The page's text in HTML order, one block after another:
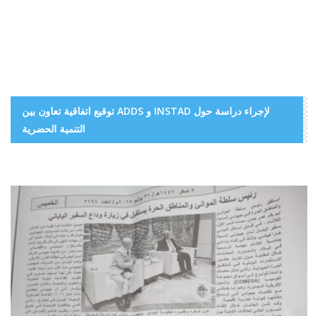
توقيع اتفاقية تعاون بين ADDS و INSTAD لإجراء دراسة حول
التنمية الحضرية